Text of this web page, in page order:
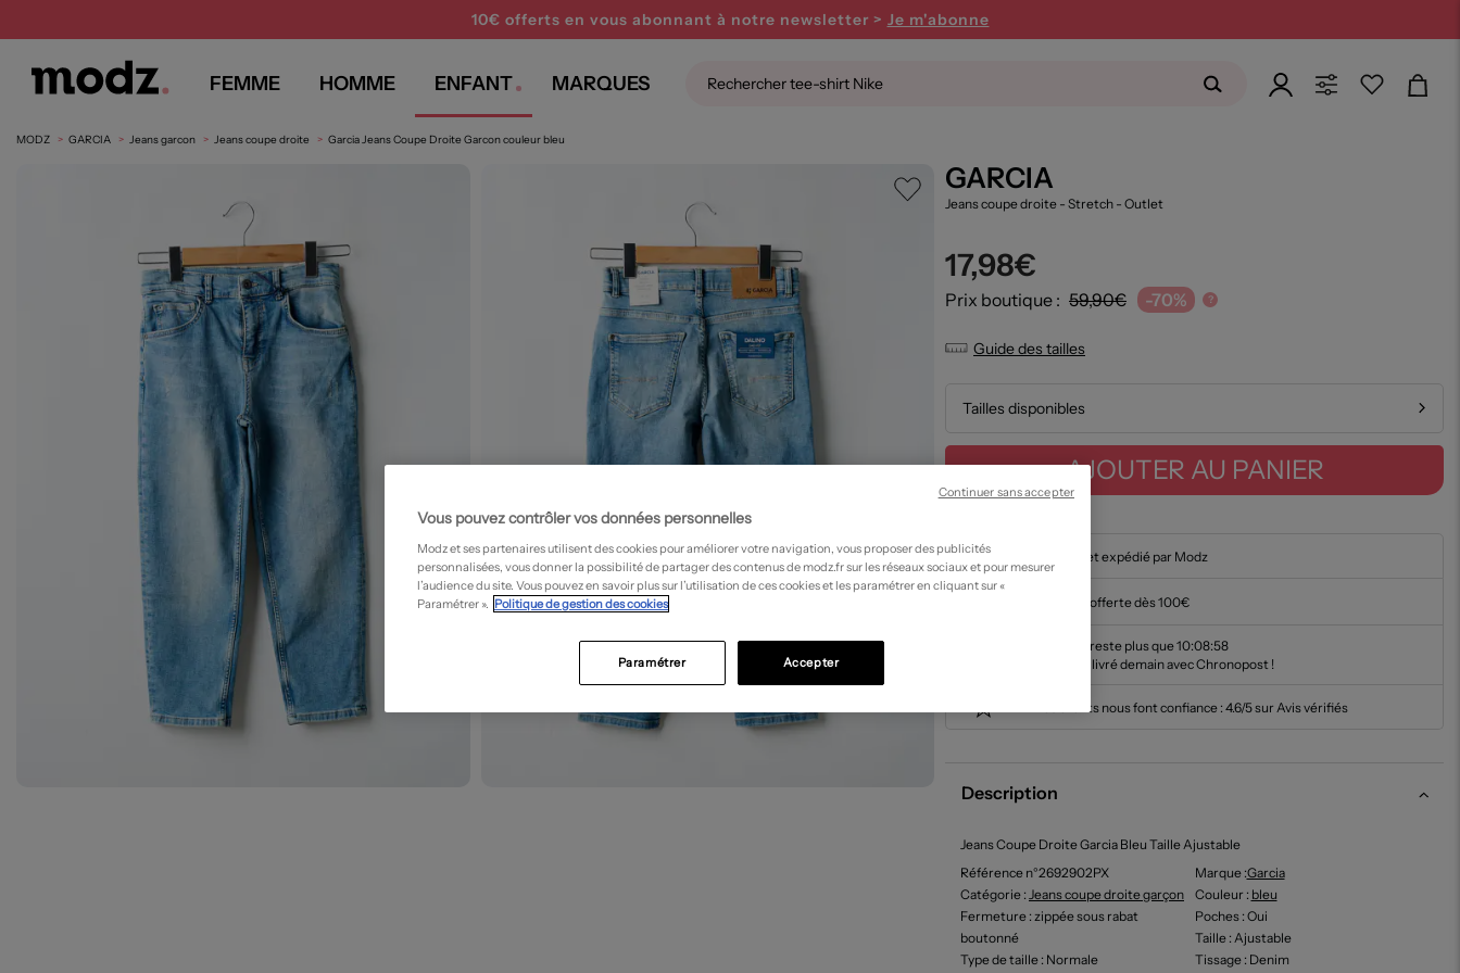
10€ offerts en vous abonnant à notre newsletter > Je m'abonne
FEMME HOMME ENFANT MARQUES
MODZ GARCIA Jeans garcon Jeans coupe droite Garcia Jeans Coupe Droite Garcon couleur bleu
GARCIA
Jeans coupe droite - Stretch - Outlet
17,98€
Prix boutique : 59,90€ -70% ?
Guide des tailles
Tailles disponibles
AJOUTER AU PANIER
En stock et expédié par Modz
Livraison offerte dès 100€
Il ne vous reste plus que10:08:57
pour être livré demain avec Chronopost !
Nos clients nous font confiance : 4.6/5 sur Avis vérifiés
Description
Jeans Coupe Droite Garcia Bleu Taille Ajustable
Référence n°2692902PX
Marque :Garcia
Catégorie : Jeans coupe droite garçon Couleur : bleu
Fermeture : zippée sous rabat
boutonné
Poches: Oui
Taille: Ajustable
Type de taille : Normale Tissage: Denim
Vous pouvez contrôler vos données personnelles
Modz et ses partenaires utilisent des cookies pour améliorer votre navigation, vous proposer des publicités
personnalisées, vous donner la possibilité de partager des contenus de modz.fr sur les réseaux sociaux et pour mesurer
l’audience du site. Vous pouvez en savoir plus sur l’utilisation de ces cookies et les paramétrer en cliquant sur «
Paramétrer ». Politique de gestion des cookies
Accepter
Paramétrer
Continuer sans accepter